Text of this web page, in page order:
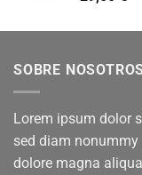
con
SOBRE
Lorem ipsum dolor
sed diam
dolore magna